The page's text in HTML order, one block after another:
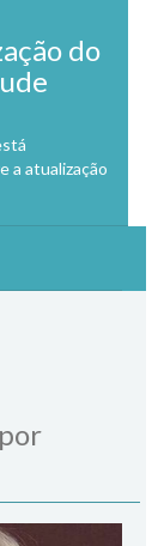
do
a atualização